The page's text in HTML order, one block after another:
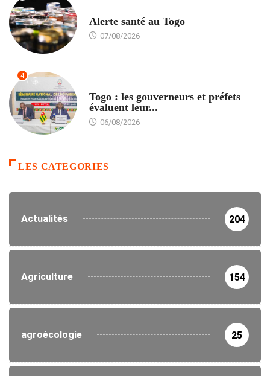
Alerte santé au Togo
07/08/2026
4
Togo : les gouverneurs et préfets
évaluent leur...
06/08/2026
LES CATEGORIES
Actualités 204
Agriculture 154
agroécologie 25